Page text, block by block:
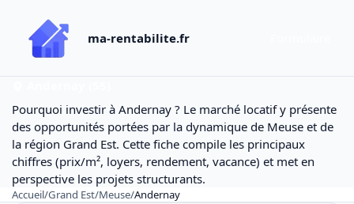
ma-rentabilite.fr
Pourquoi investir à Andernay ? Le marché locatif y présente
des opportunités portées par la dynamique de Meuse et de
la région Grand Est. Cette fiche compile les principaux
chiffres (prix/m², loyers, rendement, vacance) et met en
perspective les projets structurants.
Accueil/Grand Est/Meuse/Andernay